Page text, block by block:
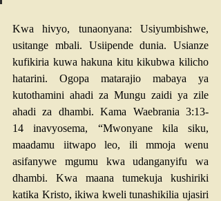
Kwa hivyo, tunaonyana: Usiyumbishwe,
usitange mbali. Usiipende dunia. Usianze
kufikiria kuwa hakuna kitu kikubwa kilicho
hatarini. Ogopa matarajio mabaya ya
kutothamini ahadi za Mungu zaidi ya zile
ahadi za dhambi. Kama Waebrania 3:13-
14 inavyosema, “Mwonyane kila siku,
maadamu iitwapo leo, ili mmoja wenu
asifanywe mgumu kwa udanganyifu wa
dhambi. Kwa maana tumekuja kushiriki
katika Kristo, ikiwa kweli tunashikilia ujasiri